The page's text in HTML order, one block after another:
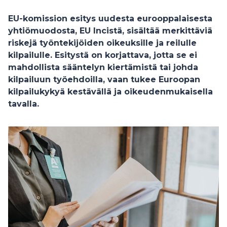
EU-komission esitys uudesta eurooppalaisesta
yhtiömuodosta, EU Incistä, sisältää merkittäviä
riskejä työntekijöiden oikeuksille ja reilulle
kilpailulle. Esitystä on korjattava, jotta se ei
mahdollista sääntelyn kiertämistä tai johda
kilpailuun työehdoilla, vaan tukee Euroopan
kilpailukykyä kestävällä ja oikeudenmukaisella
tavalla.